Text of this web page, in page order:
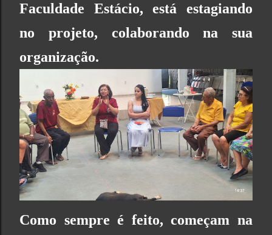
Faculdade Estácio, está estagiando
no projeto, colaborando na sua
organização.
Como sempre é feito, começam na